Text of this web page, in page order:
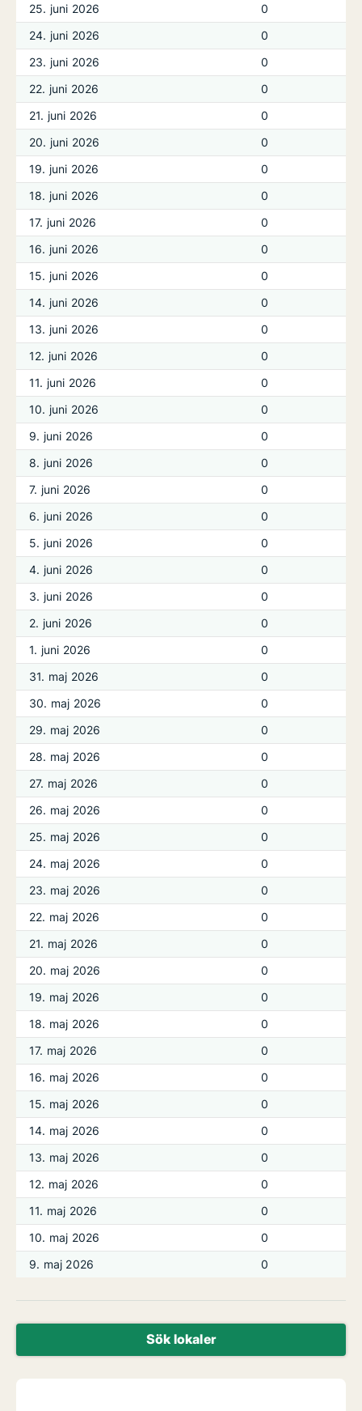
25. juni 2026
0
24. juni 2026
0
23. juni 2026
0
22. juni 2026
0
21. juni 2026
0
20. juni 2026
0
19. juni 2026
0
18. juni 2026
0
17. juni 2026
0
16. juni 2026
0
15. juni 2026
0
14. juni 2026
0
13. juni 2026
0
12. juni 2026
0
11. juni 2026
0
10. juni 2026
0
9. juni 2026
0
8. juni 2026
0
7. juni 2026
0
6. juni 2026
0
5. juni 2026
0
4. juni 2026
0
3. juni 2026
0
2. juni 2026
0
1. juni 2026
0
31. maj 2026
0
30. maj 2026
0
29. maj 2026
0
28. maj 2026
0
27. maj 2026
0
26. maj 2026
0
25. maj 2026
0
24. maj 2026
0
23. maj 2026
0
22. maj 2026
0
21. maj 2026
0
20. maj 2026
0
19. maj 2026
0
18. maj 2026
0
17. maj 2026
0
16. maj 2026
0
15. maj 2026
0
14. maj 2026
0
13. maj 2026
0
12. maj 2026
0
11. maj 2026
0
10. maj 2026
0
9. maj 2026
0
Sök lokaler